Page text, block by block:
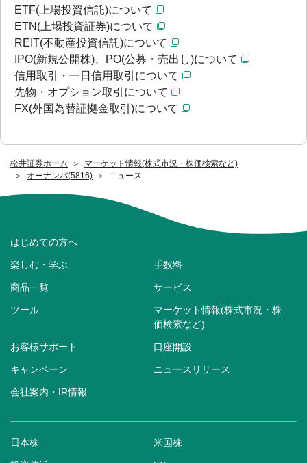
松井証券ホーム
マーケット情報(株式市況・株価検索など)
オーナンバ(5816)
ニュース
ETF(上場投資信託)について
ETN(上場投資証券)について
REIT(不動産投資信託)について
IPO(新規公開株)、PO(公募・売出し)について
信用取引・一日信用取引について
先物・オプション取引について
FX(外国為替証拠金取引)について
はじめての方へ
楽しむ・学ぶ 手数料
商品一覧 サービス
ツール
マーケット情報(株式市況・株
価検索など)
お客様サポート 口座開設
キャンペーン ニュースリリース
会社案内・IR情報
日本株 米国株